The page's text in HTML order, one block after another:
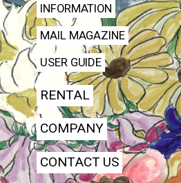
INFORMATION
MAIL MAGAZINE
USER GUIDE
RENTAL
COMPANY
CONTACT US